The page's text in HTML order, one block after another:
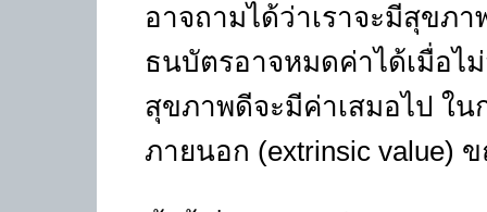
อาจถามได้ว่าเราจะมีสุขภ
ธนบัตรอาจหมดค่าได้เมื่อไ
สุขภาพดีจะมีค่าเสมอไป ใ
ภายนอก (extrinsic